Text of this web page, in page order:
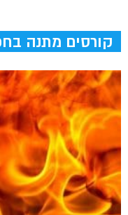
קורסים מתנה